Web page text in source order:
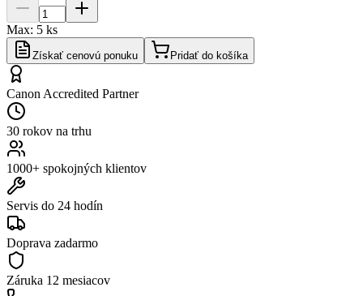
Max: 5 ks
Získať cenovú ponuku Pridať do košíka
Canon Accredited Partner
30 rokov na trhu
1000+ spokojných klientov
Servis do 24 hodín
Doprava zadarmo
Záruka 12 mesiacov